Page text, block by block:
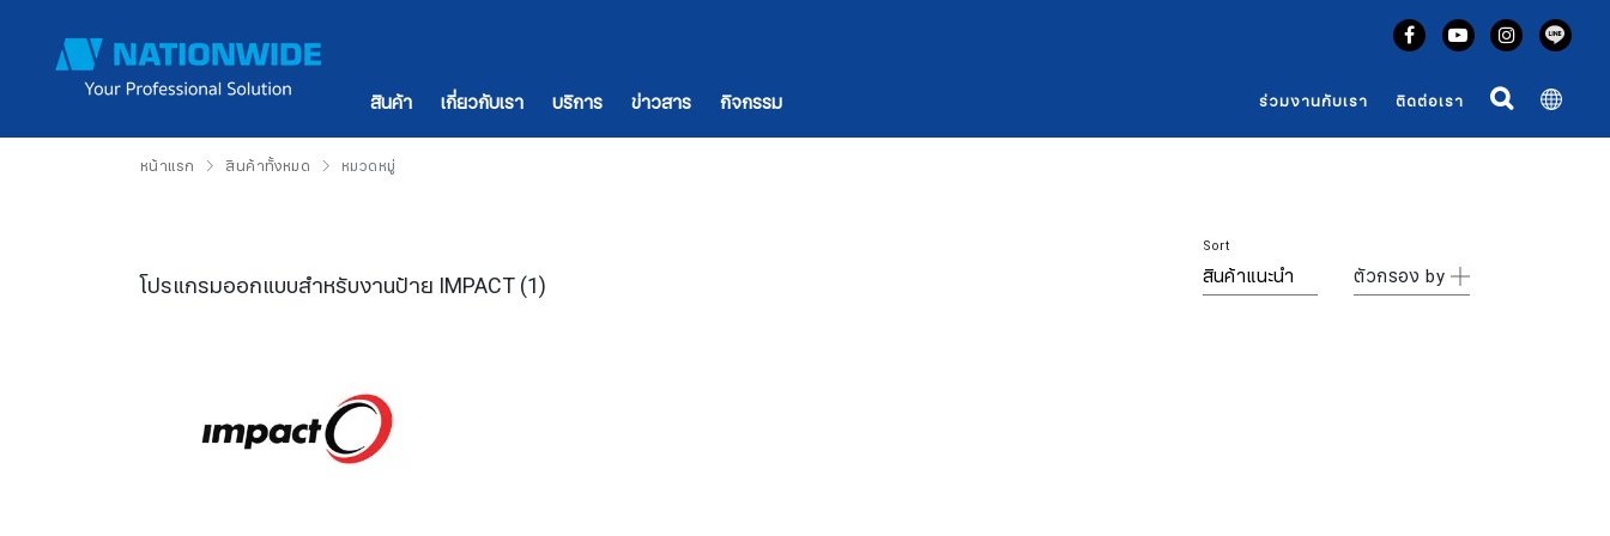
สินค้า เกี่ยวกับเรา บริการ ข่าวสาร กิจกรรม ร่วมงานกับเรา ติดต่อเรา
หน้าแรก สินค้าทั้งหมด หมวดหมู่
โปรแกรมออกแบบสำหรับงานป้าย IMPACT(1)
Sort
ตัวกรอง by